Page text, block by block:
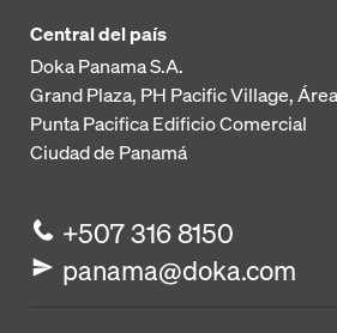
Central del país
Doka Panama S.A.
Grand Plaza, PH Pacific Village,
Punta PacificaEdificio Comercial
Ciudad de Panamá
+507 316 8150
panama@doka.com